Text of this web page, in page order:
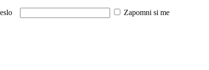
Zapomni si me